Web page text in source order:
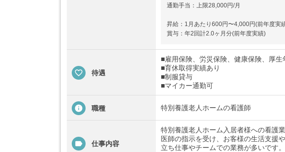
通勤手当：上限28,000円/月
昇給：1月あたり600円〜4,000円(前年度実
賞与：年2回計2.0ヶ月分(前年度実績)
待遇
■雇用保険、労災保険、健康保険、厚生
■育休取得実績あり
■制服貸与
■マイカー通勤可
職種 特別養護老人ホームの看護師
仕事内容
特別養護老人ホーム入居者様への看護
医師の指示を受け、お客様の生活支援
立ち仕事やチームでの業務が多いです。